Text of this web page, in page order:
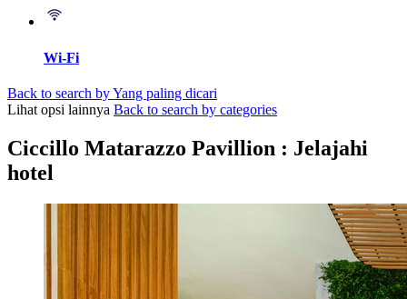
Wi-Fi
Back to search by Yang paling dicari
Lihat opsi lainnya Back to search by categories
Ciccillo Matarazzo Pavillion : Jelajahi
hotel